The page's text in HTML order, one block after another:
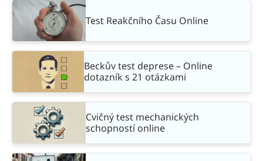
Test Reakčního Času Online
Beckův test deprese – Online
dotazník s 21 otázkami
Cvičný test mechanických
schopností online